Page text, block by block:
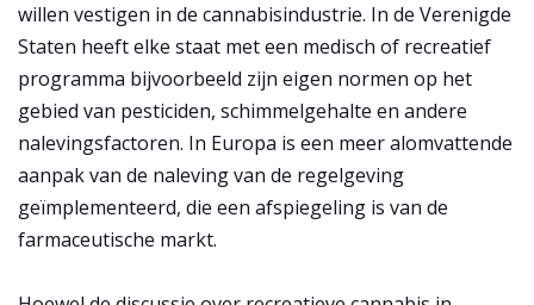
willen vestigen in de cannabisindustrie. In de Verenigde
Staten heeft elke staat met een medisch of recreatief
programma bijvoorbeeld zijn eigen normen op het
gebied van pesticiden, schimmelgehalte en andere
nalevingsfactoren. In Europa is een meer alomvattende
aanpak van de naleving van de regelgeving
geïmplementeerd, die een afspiegeling is van de
farmaceutische markt.